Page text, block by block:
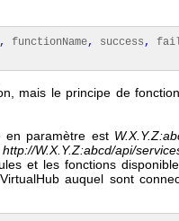
, functionName, success,
mais le principe de
en paramètre est
http://W.X.Y.Z:abcd/api/
et les fonctions
auquel sont